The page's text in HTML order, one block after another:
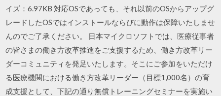
イズ：6.97KB 対応OSであっても、それ以前のOSからアップグ
レードしたOSではインストールならびに動作は保障いたしませ
んのでご了承ください。 日本マイクロソフトでは、医療従事者
の皆さまの働き方改革推進をご支援するため、働き方改革リー
ダーコミュニティを発足いたします。そこにご参加をいただけ
る医療機関における働き方改革リーダー（目標1,000名）の育
成支援として、下記の通り無償トレーニングセミナーを実施い